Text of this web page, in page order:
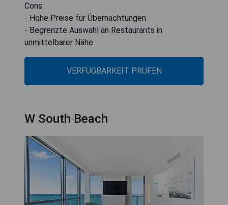
Cons:
- Hohe Preise für Übernachtungen
- Begrenzte Auswahl an Restaurants in
unmittelbarer Nähe
VERFÜGBARKEIT PRÜFEN
W South Beach